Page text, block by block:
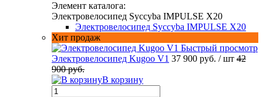
Элемент каталога:
Электровелосипед Syccyba IMPULSE X20
Электровелосипед Syccyba IMPULSE X20
Хит продаж
Быстрый просмотр
Электровелосипед Kugoo V1 37 900 руб. / шт 42
900 руб.
В корзину